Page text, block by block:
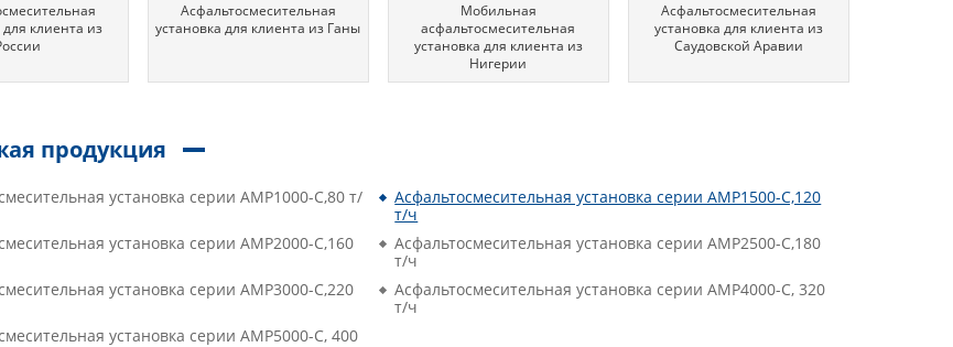
для клиента из
Асфальтосмесительная
установка для клиента из Ганы
Мобильная
асфальтосмесительная
установка для клиента из
Нигерии
Асфальтосмесительная
установка для клиента из
Саудовской Аравии
продукция
установка серии AMP1000-C,80 т/
Асфальтосмесительная установка серии AMP1500-C,120
т/ч
установка серии AMP2000-C,160
Асфальтосмесительная установка серии AMP2500-C,180
т/ч
установка серии AMP3000-C,220
Асфальтосмесительная установка серии AMP4000-C, 320
т/ч
установка серии AMP5000-C, 400